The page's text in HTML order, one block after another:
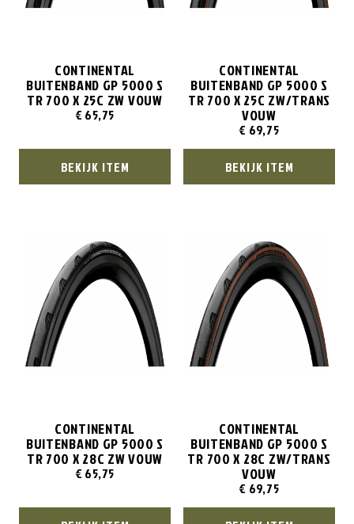
CONTINENTAL
BUITENBAND GP 5000 S
TR 700 X 25C ZW VOUW
€ 65,75
BEKIJK ITEM
CONTINENTAL
BUITENBAND GP 5000 S
TR 700 X 25C ZW/TRANS
VOUW
€ 69,75
BEKIJK ITEM
CONTINENTAL
BUITENBAND GP 5000 S
TR 700 X 28C ZW VOUW
€ 65,75
CONTINENTAL
BUITENBAND GP 5000 S
TR 700 X 28C ZW/TRANS
VOUW
€ 69,75